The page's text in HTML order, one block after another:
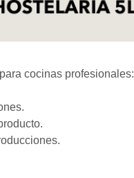
cocinas profesionales: